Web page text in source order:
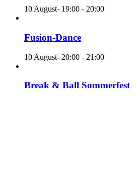
10 August- 19:00 - 20:00
Fusion-Dance
10 August- 20:00 - 21:00
Break & Ball Sommerfest